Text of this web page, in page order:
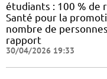
étudiants : 100 % de
Santé pour la
nombre de
rapport
30/04/2026 19:33